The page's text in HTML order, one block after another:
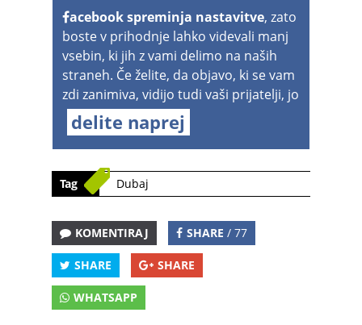
acebook spreminja nastavitve, zato
boste v prihodnje lahko videvali manj
vsebin, ki jih z vami delimo na naših
straneh. Če želite, da objavo, ki se vam
zdi zanimiva, vidijo tudi vaši prijatelji, jo
delite naprej
Tag Dubaj
KOMENTIRAJ SHARE / 77
SHARE SHARE
WHATSAPP